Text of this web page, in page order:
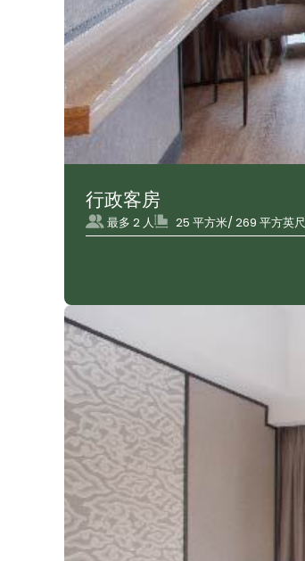
行政客房
最多 2 人 25 平方米/ 269 平方英尺